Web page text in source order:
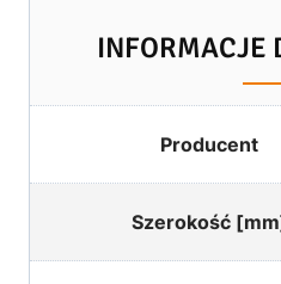
INFORMACJE
Producent
Szerokość